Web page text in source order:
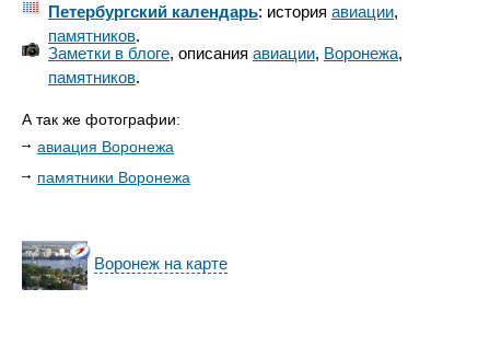
Петербургский календарь: история авиации,
памятников.
Заметки в блоге, описания авиации, Воронежа,
памятников.
А так же фотографии:
авиация Воронежа
памятники Воронежа
Воронеж на карте